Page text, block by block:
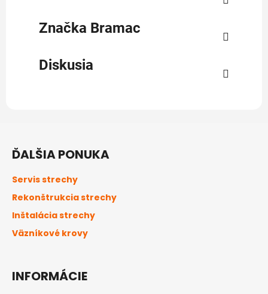
Značka Bramac
Diskusia
ĎALŠIA PONUKA
Servis strechy
Rekonštrukcia strechy
Inštalácia strechy
Väzníkové krovy
INFORMÁCIE